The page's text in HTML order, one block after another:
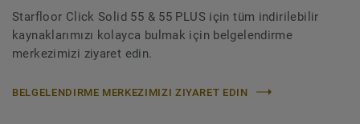
Starfloor Click Solid 55 & 55 PLUS için tüm indirilebilir
kaynaklarımızı kolayca bulmak için belgelendirme
merkezimizi ziyaret edin.
BELGELENDIRME MERKEZIMIZI ZIYARET EDIN